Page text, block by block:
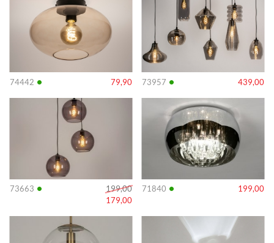
74442 • 79,90 73957 • 439,00
73663 •
199,00
179,00
Info
71840 • 199,00
Info
Info Info